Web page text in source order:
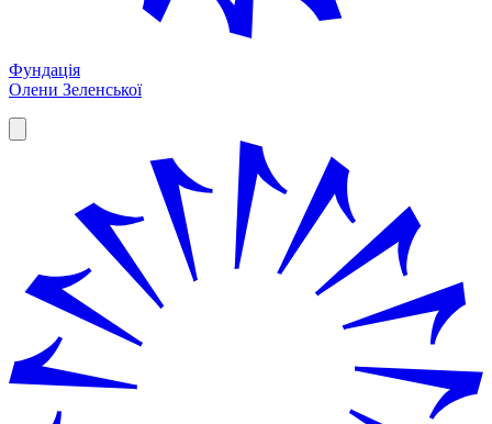
Фундація
Олени Зеленської